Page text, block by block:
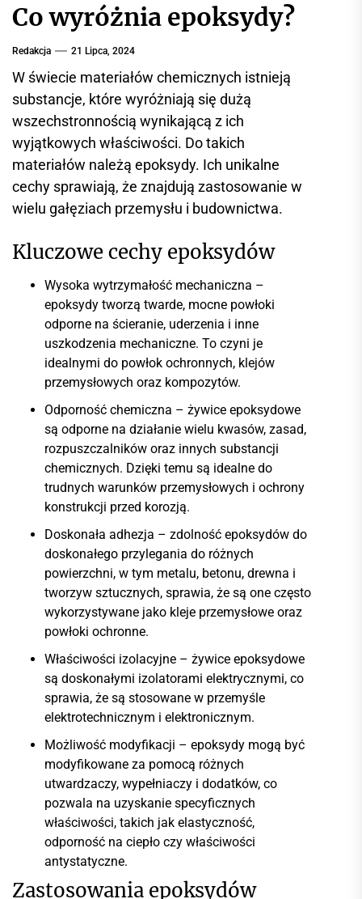
r
w
n
f
o
r
m
a
j
n
y
Co wyróżnia epoksydy?
Redakcja 21 Lipca, 2024
W świecie materiałów chemicznych istnieją
substancje, które wyróżniają się dużą
wszechstronnością wynikającą z ich
wyjątkowych właściwości. Do takich
materiałów należą epoksydy. Ich unikalne
cechy sprawiają, że znajdują zastosowanie w
wielu gałęziach przemysłu i budownictwa.
Kluczowe cechy epoksydów
Wysoka wytrzymałość mechaniczna –
epoksydy tworzą twarde, mocne powłoki
odporne na ścieranie, uderzenia i inne
uszkodzenia mechaniczne. To czyni je
idealnymi do powłok ochronnych, klejów
przemysłowych oraz kompozytów.
Odporność chemiczna – żywice epoksydowe
są odporne na działanie wielu kwasów, zasad,
rozpuszczalników oraz innych substancji
chemicznych. Dzięki temu są idealne do
trudnych warunków przemysłowych i ochrony
konstrukcji przed korozją.
Doskonała adhezja – zdolność epoksydów do
doskonałego przylegania do różnych
powierzchni, w tym metalu, betonu, drewna i
tworzyw sztucznych, sprawia, że są one często
wykorzystywane jako kleje przemysłowe oraz
powłoki ochronne.
Właściwości izolacyjne – żywice epoksydowe
są doskonałymi izolatorami elektrycznymi, co
sprawia, że są stosowane w przemyśle
elektrotechnicznym i elektronicznym.
Możliwość modyfikacji – epoksydy mogą być
modyfikowane za pomocą różnych
utwardzaczy, wypełniaczy i dodatków, co
pozwala na uzyskanie specyficznych
właściwości, takich jak elastyczność,
odporność na ciepło czy właściwości
antystatyczne.
Zastosowania epoksydów